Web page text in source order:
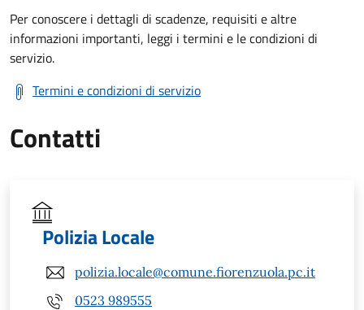
Per conoscere i dettagli di scadenze, requisiti e altre
informazioni importanti, leggi i termini e le condizioni di
servizio.
Termini e condizioni di servizio
Contatti
Polizia Locale
polizia.locale@comune.fiorenzuola.pc.it
0523 989555